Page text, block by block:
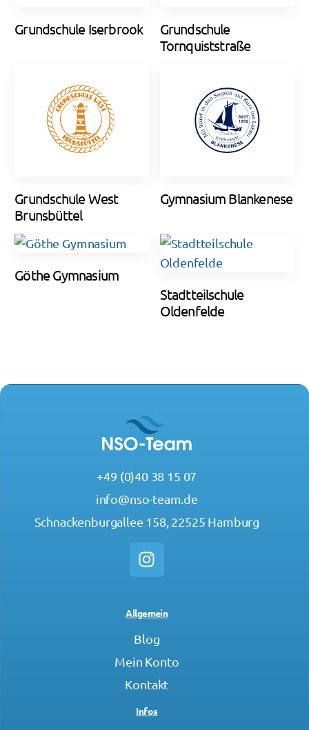
Grundschule Iserbrook
Grundschule
Tornquiststraße
Grundschule West
Brunsbüttel
Gymnasium Blankenese
Göthe Gymnasium
Stadtteilschule
Oldenfelde
+49 (0)40 38 15 07
info@nso-team.de
Schnackenburgallee 158, 22525 Hamburg
Allgemein
Blog
Mein Konto
Kontakt
Infos